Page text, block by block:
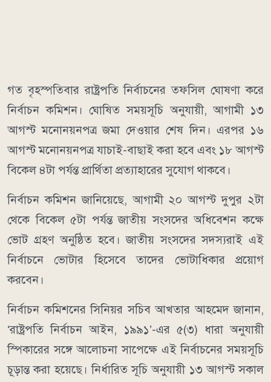
গত বৃহস্পতিবার রাষ্ট্রপতি নির্বাচনের তফসিল ঘোষণা করে
নির্বাচন কমিশন। ঘোষিত সময়সূচি অনুযায়ী, আগামী ১৩
আগস্ট মনোনয়নপত্র জমা দেওয়ার শেষ দিন। এরপর ১৬
আগস্ট মনোনয়নপত্র যাচাই-বাছাই করা হবে এবং ১৮ আগস্ট
বিকেল ৪টা পর্যন্ত প্রার্থিতা প্রত্যাহারের সুযোগ থাকবে।
নির্বাচন কমিশন জানিয়েছে, আগামী ২০ আগস্ট দুপুর ২টা
থেকে বিকেল ৫টা পর্যন্ত জাতীয় সংসদের অধিবেশন কক্ষে
ভোট গ্রহণ অনুষ্ঠিত হবে। জাতীয় সংসদের সদস্যরাই এই
নির্বাচনে ভোটার হিসেবে তাদের ভোটাধিকার প্রয়োগ
করবেন।
নির্বাচন কমিশনের সিনিয়র সচিব আখতার আহমেদ জানান,
‘রাষ্ট্রপতি নির্বাচন আইন, ১৯৯১’-এর ৫(৩) ধারা অনুযায়ী
স্পিকারের সঙ্গে আলোচনা সাপেক্ষে এই নির্বাচনের সময়সূচি
চূড়ান্ত করা হয়েছে। নির্ধারিত সূচি অনুযায়ী ১৩ আগস্ট সকাল